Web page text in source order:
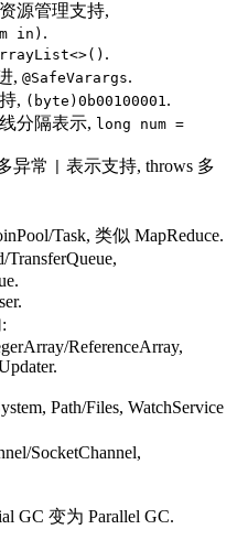
源管理支持,
in) .
.
, @SafeVarargs.
, (byte)0b00100001.
分隔表示, long num =
异常
表示支持, throws 多
Task, 类似 MapReduce.
ReferenceArray,
Path/Files, WatchService
SocketChannel,
GC 变为 Parallel GC.